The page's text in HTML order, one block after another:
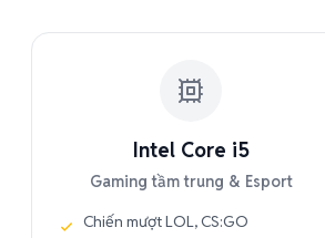
Intel Core i5
Gaming tầm trung & Esport
Chiến mượt LOL, CS:GO